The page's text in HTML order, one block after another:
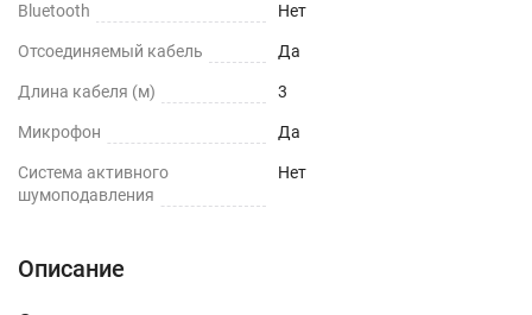
Bluetooth Нет
Отсоединяемый кабель Да
Длина кабеля (м) 3
Микрофон Да
Cистема активного
шумоподавления
Нет
Описание